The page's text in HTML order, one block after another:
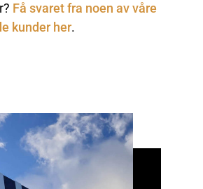
Få svaret fra noen av våre
kunder her.